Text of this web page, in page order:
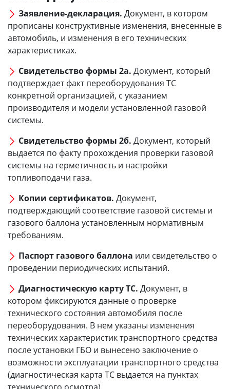
Заявление-декларация. Документ, в котором
прописаны конструктивные изменения, внесенные в
автомобиль, и изменения в его технических
характеристиках.
Свидетельство формы 2а. Документ, который
подтверждает факт переоборудования ТС
конкретной организацией, с указанием
производителя и модели установленной газовой
системы.
Свидетельство формы 2б. Документ, который
выдается по факту прохождения проверки газовой
системы на герметичность и настройки
топливоподачи газа.
Копии сертификатов. Документ,
подтверждающий соответствие газовой системы и
газового баллона установленным нормативным
требованиям.
Паспорт газового баллона или свидетельство о
проведении периодических испытаний.
Диагностическую карту ТС. Документ, в
котором фиксируются данные о проверке
технического состояния автомобиля после
переоборудования. В нем указаны изменения
технических характеристик транспортного средства
после установки ГБО и вынесено заключение о
возможности эксплуатации транспортного средства
(диагностическая карта ТС выдается на пунктах